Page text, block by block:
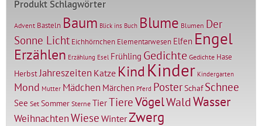
Produkt Schlagwörter
Advent Basteln Baum Blick ins Buch Blume Blumen Der
Sonne Licht Eichhörnchen Elementarwesen Elfen Engel
Erzählen Erzählung Esel Frühling Gedichte Gedichte Hase
HerbstJahreszeitenKatze KindKinder Kindergarten
Mond Mutter Mädchen Märchen Pferd PosterSchaf Schnee
See Set Sommer Sterne TierTiereVögelWaldWasser
WeihnachtenWiese WinterZwerg